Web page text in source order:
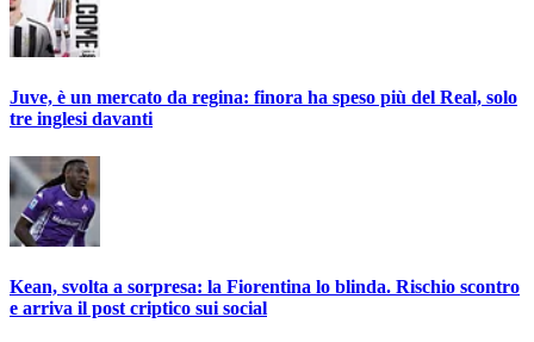
Juve, è un mercato da regina: finora ha speso più del Real, solo
tre inglesi davanti
Kean, svolta a sorpresa: la Fiorentina lo blinda. Rischio scontro
e arriva il post criptico sui social